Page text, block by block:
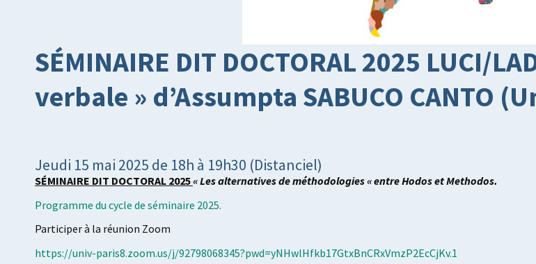
SÉMINAIRE DIT DOCTORAL 2025 LUCI/
verbale » d’Assumpta SABUCO CANTO
Jeudi 15 mai 2025 de 18h à 19h30 (Distanciel)
SÉMINAIRE DIT DOCTORAL 2025« Les alternatives de méthodologies « entre Hodos et Methodos.
Programme du cycle de séminaire 2025.
Participer à la réunion Zoom
https://univ-paris8.zoom.us/j/92798068345?pwd=yNHwlHfkb17GtxBnCRxVmzP2EcCjKv.1